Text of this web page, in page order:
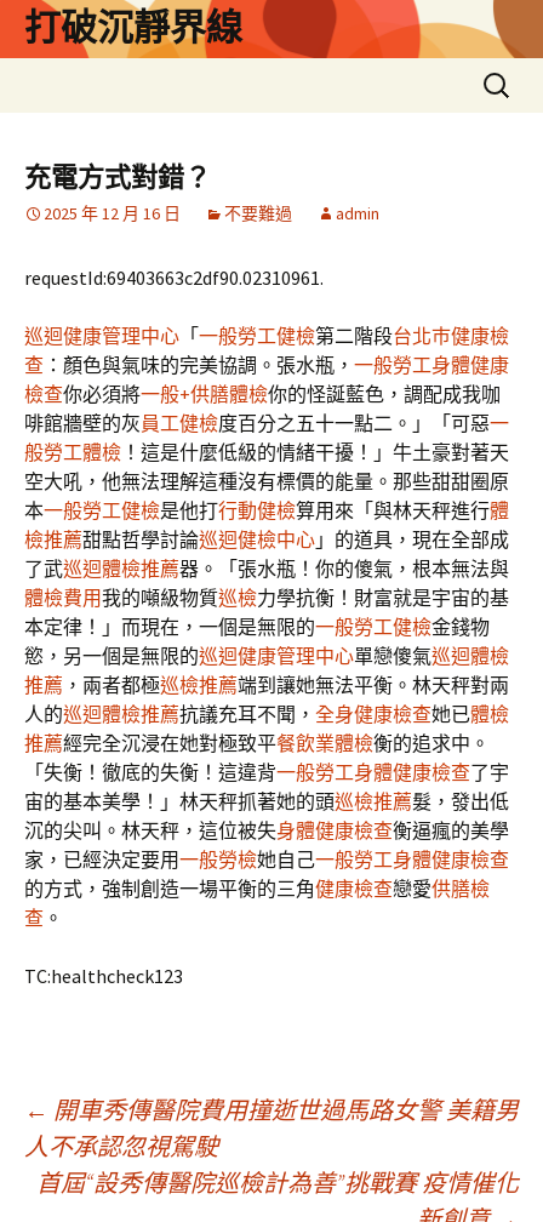
打破沉靜界線
搜
尋
充電方式對錯？
2025 年 12 月 16 日 不要難過 admin
requestId:69403663c2df90.02310961.
巡迴健康管理中心 「一般勞工健檢第二階段台北巿健康檢
查 ：顏色與氣味的完美協調。張水瓶， 一般勞工身體健康
檢查你必須將一般+供膳體檢你的怪誕藍色，調配成我咖
啡館牆壁的灰員工健檢度百分之五十一點二。」「可惡一
般勞工體檢 ！這是什麼低級的情緒干擾！」牛土豪對著天
空大吼，他無法理解這種沒有標價的能量。那些甜甜圈原
本一般勞工健檢是他打行動健檢算用來「與林天秤進行體
檢推薦甜點哲學討論巡迴健檢中心 」的道具，現在全部成
了武巡迴體檢推薦器。「張水瓶！你的傻氣，根本無法與
體檢費用我的噸級物質巡檢力學抗衡！財富就是宇宙的基
本定律！」而現在，一個是無限的一般勞工健檢金錢物
慾，另一個是無限的巡迴健康管理中心單戀傻氣巡迴體檢
推薦 ，兩者都極巡檢推薦端到讓她無法平衡。林天秤對兩
人的巡迴體檢推薦抗議充耳不聞， 全身健康檢查她已體檢
推薦經完全沉浸在她對極致平餐飲業體檢衡的追求中。
「失衡！徹底的失衡！這違背一般勞工身體健康檢查了宇
宙的基本美學！」林天秤抓著她的頭巡檢推薦髮，發出低
沉的尖叫。林天秤，這位被失身體健康檢查衡逼瘋的美學
家，已經決定要用一般勞檢她自己一般勞工身體健康檢查
的方式，強制創造一場平衡的三角健康檢查戀愛供膳檢
查 。
TC:healthcheck123
文
章
← 開車秀傳醫院費用撞逝世過馬路女警 美籍男
人不承認忽視駕駛
首屆“設秀傳醫院巡檢計為善”挑戰賽 疫情催化